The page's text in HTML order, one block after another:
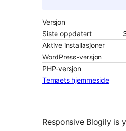
Versjon
Siste oppdatert
Aktive installasjoner
WordPress-versjon
PHP-versjon
Temaets hjemmeside
Responsive Blogily is